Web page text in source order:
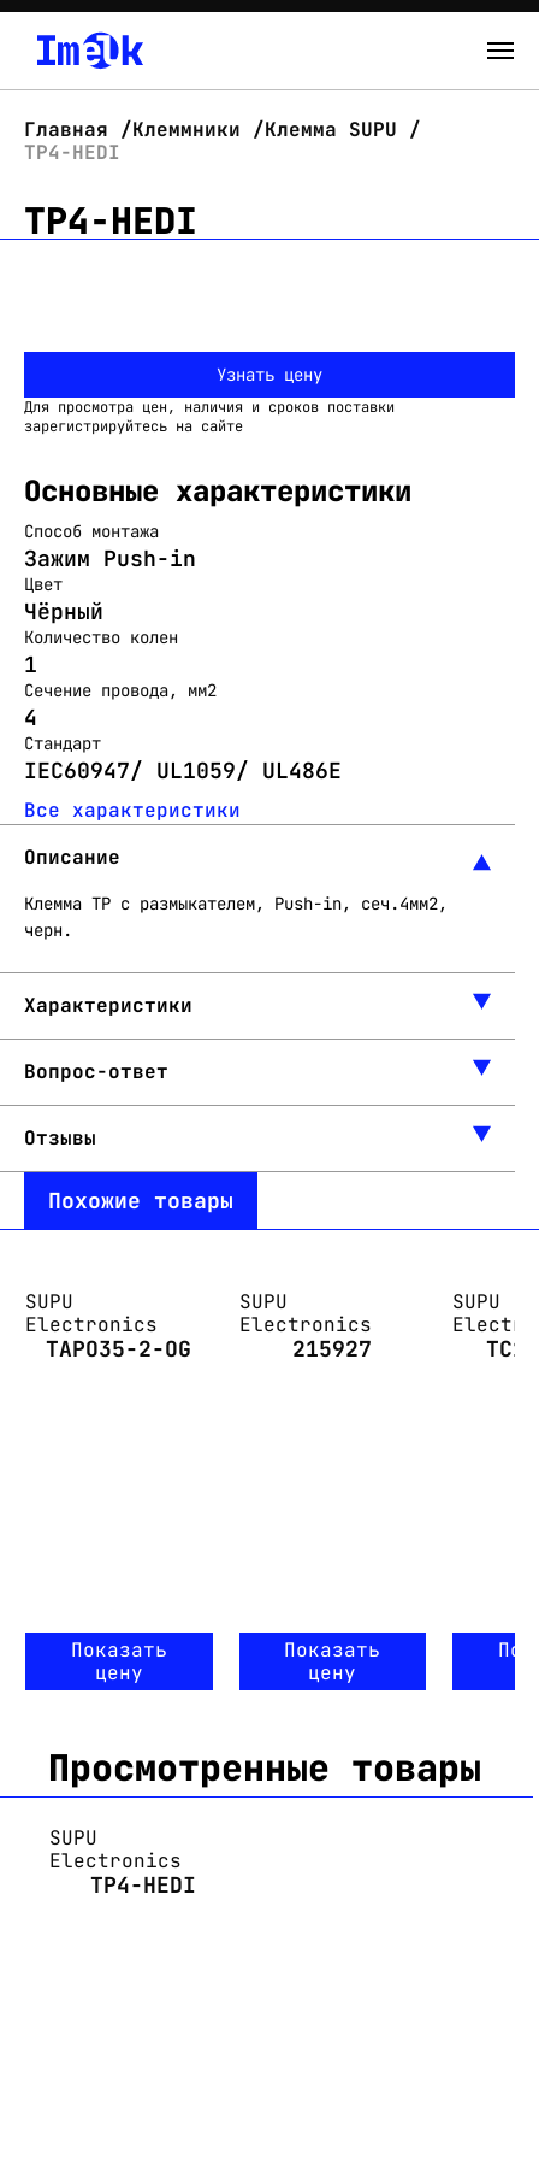
Новости
Контакты
Вход
Главная Клеммники
Клемма SUPU
TP4-HEDI
TP4-HEDI
Узнать цену
Для просмотра цен, наличия и сроков поставки
зарегистрируйтесь на сайте
Основные характеристики
Способ монтажа
Зажим Push-in
Цвет
Чёрный
Количество колен
1
Сечение провода, мм2
4
Стандарт
IEC60947/ UL1059/ UL486E
Все характеристики
Описание
Клемма TP с размыкателем, Push-in, сеч.4мм2,
черн.
Характеристики
Вопрос-ответ
Отзывы
Похожие товары
SUPU
Electronics
TAPO35-2-OG
Показать
цену
SUPU
Electronics
215927
Показать
цену
SUPU
Просмотренные товары
SUPU
Electronics
TP4-HEDI